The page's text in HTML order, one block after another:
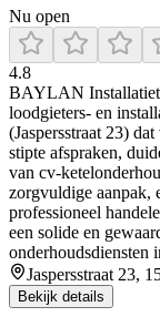
Nu open
4.8
BAYLAN
loodgieters- en
(Jaspersstraat 23)
stipte afspraken,
van cv-
zorgvuldige aanpak,
professioneel
een solide en
onderhoudsdiensten
Jaspersstraat 23,
Bekijk details